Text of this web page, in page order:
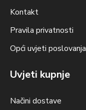
Kontakt
Pravila privatnosti
Opći uvjeti poslovanja
Uvjeti kupnje
Načini dostave